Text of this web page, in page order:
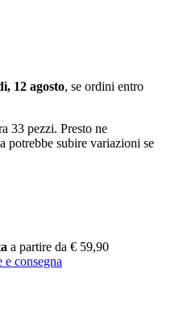
12 agosto, se ordini entro
33 pezzi. Presto ne
potrebbe subire variazioni se
a partire da € 59,90
consegna